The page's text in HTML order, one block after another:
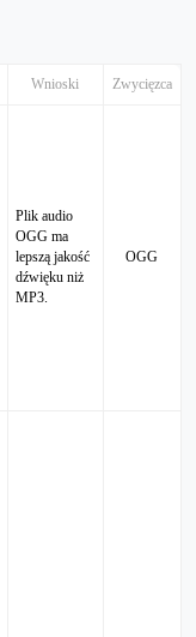
Wnioski Zwycięzca
Plik audio
OGG ma
lepszą jakość
dźwięku niż
MP3.
OGG